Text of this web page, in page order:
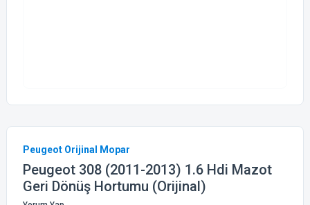
Peugeot Orijinal Mopar
Peugeot 308 (2011-2013) 1.6 Hdi Mazot
Geri Dönüş Hortumu (Orijinal)